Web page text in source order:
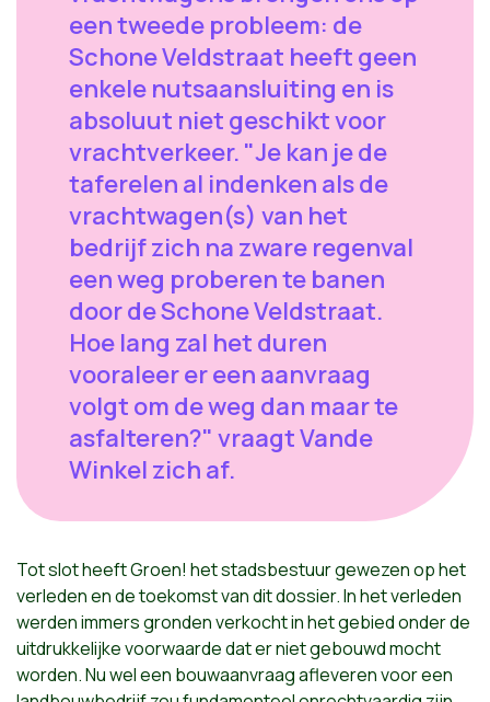
een tweede probleem: de
Schone Veldstraat heeft geen
enkele nutsaansluiting en is
absoluut niet geschikt voor
vrachtverkeer. "Je kan je de
taferelen al indenken als de
vrachtwagen(s) van het
bedrijf zich na zware regenval
een weg proberen te banen
door de Schone Veldstraat.
Hoe lang zal het duren
vooraleer er een aanvraag
volgt om de weg dan maar te
asfalteren?" vraagt Vande
Winkel zich af.
Tot slot heeft Groen! het stadsbestuur gewezen op het
verleden en de toekomst van dit dossier. In het verleden
werden immers gronden verkocht in het gebied onder de
uitdrukkelijke voorwaarde dat er niet gebouwd mocht
worden. Nu wel een bouwaanvraag afleveren voor een